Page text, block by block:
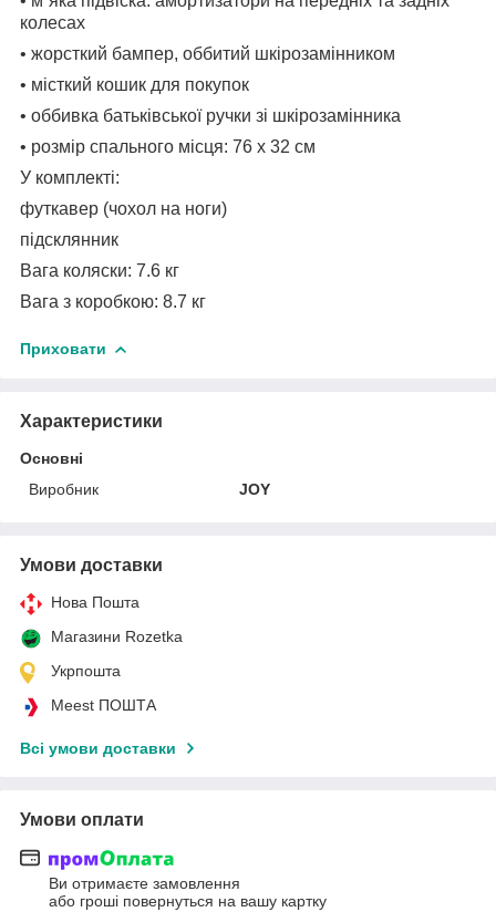
колесах
• жорсткий бампер, оббитий шкірозамінником
• місткий кошик для покупок
• оббивка батьківської ручки зі шкірозамінника
• розмір спального місця: 76 х 32 см
У комплекті:
футкавер (чохол на ноги)
підсклянник
Вага коляски: 7.6 кг
Вага з коробкою: 8.7 кг
Приховати
Характеристики
Основні
Виробник
JOY
Умови доставки
Нова Пошта
Магазини Rozetka
Укрпошта
Meest ПОШТА
Всі умови доставки
Умови оплати
Ви отримаєте замовлення
або гроші повернуться на вашу картку